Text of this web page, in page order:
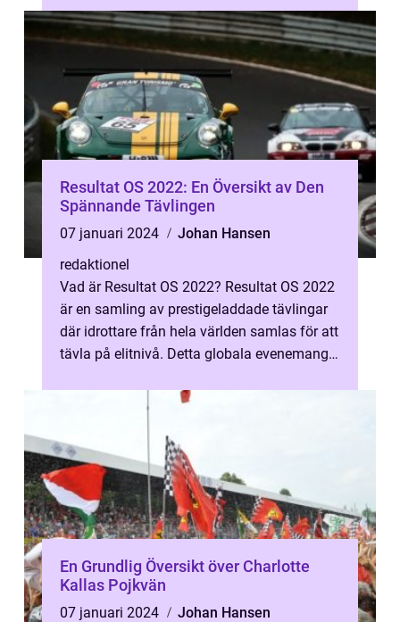
Resultat OS 2022: En Översikt av Den
Spännande Tävlingen
07 januari 2024
Johan Hansen
redaktionel
Vad är Resultat OS 2022? Resultat OS 2022
är en samling av prestigeladdade tävlingar
där idrottare från hela världen samlas för att
tävla på elitnivå. Detta globala evenemang,
En Grundlig Översikt över Charlotte
Kallas Pojkvän
07 januari 2024
Johan Hansen